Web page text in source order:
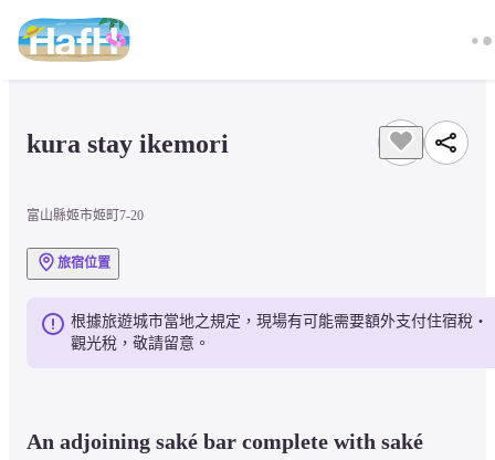
kura stay ikemori
富山縣姬市姬町7-20
旅宿位置
根據旅遊城市當地之規定，現場有可能需要額外支付住宿稅・
觀光稅，敬請留意。
An adjoining saké bar complete with saké